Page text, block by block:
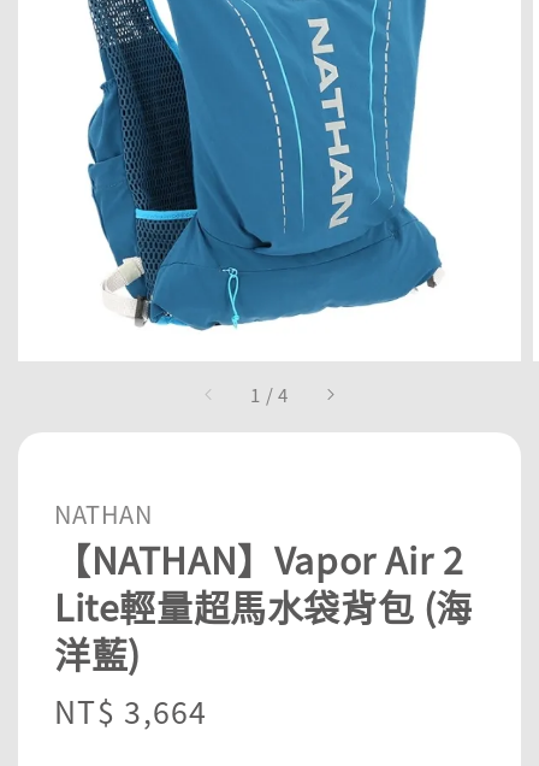
1 /4
NATHAN
【NATHAN】Vapor Air 2
Lite輕量超馬水袋背包 (海
洋藍)
Regular
NT$ 3,664